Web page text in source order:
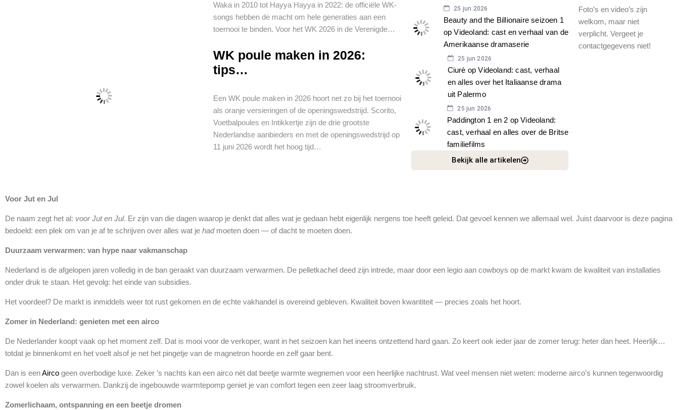
Waka in 2010 tot Hayya Hayya in 2022: de officiële WK-
songs hebben de macht om hele generaties aan een
toernooi te binden. Voor het WK 2026 in de Verenigde…
WK poule maken in 2026:
tips…
Een WK poule maken in 2026 hoort net zo bij het toernooi
als oranje versieringen of de openingswedstrijd. Scorito,
Voetbalpoules en Intikkertje zijn de drie grootste
Nederlandse aanbieders en met de openingswedstrijd op
11 juni 2026 wordt het hoog tijd…
25 jun 2026
Beauty and the Billionaire seizoen 1
op Videoland: cast en verhaal van de
Amerikaanse dramaserie
25 jun 2026
Ciurè op Videoland: cast, verhaal
en alles over het Italiaanse drama
uit Palermo
25 jun 2026
Paddington 1 en 2 op Videoland:
cast, verhaal en alles over de Britse
familiefilms
Bekijk alle artikelen
Foto’s en video’s zijn
welkom, maar niet
verplicht. Vergeet je
contactgegevens niet!
Voor Jut en Jul
De naam zegt het al: voor Jut en Jul. Er zijn van die dagen waarop je denkt dat alles wat je gedaan hebt eigenlijk nergens toe heeft geleid. Dat gevoel kennen we allemaal wel. Juist daarvoor is deze pagina
bedoeld: een plek om van je af te schrijven over alles wat je hadmoeten doen — of dacht te moeten doen.
Duurzaam verwarmen: van hype naar vakmanschap
Nederland is de afgelopen jaren volledig in de ban geraakt van duurzaam verwarmen. De pelletkachel deed zijn intrede, maar door een legio aan cowboys op de markt kwam de kwaliteit van installaties
onder druk te staan. Het gevolg: het einde van subsidies.
Het voordeel? De markt is inmiddels weer tot rust gekomen en de echte vakhandel is overeind gebleven. Kwaliteit boven kwantiteit — precies zoals het hoort.
Zomer in Nederland: genieten met een airco
De Nederlander koopt vaak op het moment zelf. Dat is mooi voor de verkoper, want in het seizoen kan het ineens ontzettend hard gaan. Zo keert ook ieder jaar de zomer terug: heter dan heet. Heerlijk…
totdat je binnenkomt en het voelt alsof je net het pingetje van de magnetron hoorde en zelf gaar bent.
Dan is eenAirco geen overbodige luxe. Zeker ’s nachts kan een airco nét dat beetje warmte wegnemen voor een heerlijke nachtrust. Wat veel mensen niet weten: moderne airco’s kunnen tegenwoordig
zowel koelen als verwarmen. Dankzij de ingebouwde warmtepomp geniet je van comfort tegen een zeer laag stroomverbruik.
Zomerlichaam, ontspanning en een beetje dromen